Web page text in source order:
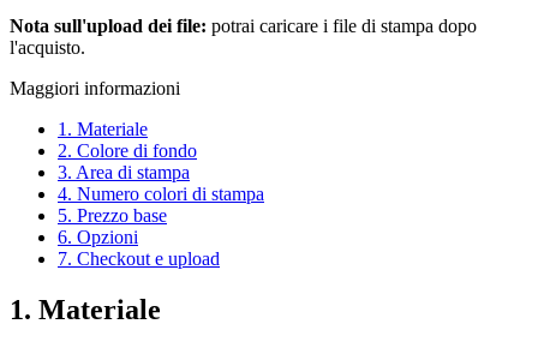
Nota sull'upload dei file: potrai caricare i file di stampa dopo
l'acquisto.
Maggiori informazioni
1. Materiale
2. Colore di fondo
3. Area di stampa
4. Numero colori di stampa
5. Prezzo base
6. Opzioni
7. Checkout e upload
1. Materiale